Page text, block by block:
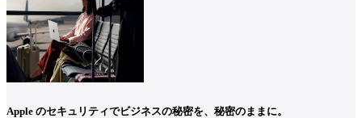
Apple のセキュリティでビジネスの秘密を、秘密のままに。